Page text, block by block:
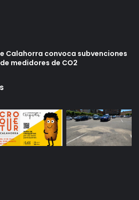
Calahorra convoca subvenciones
medidores de CO2